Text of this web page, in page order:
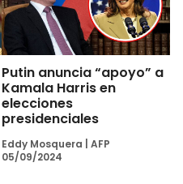
Putin anuncia “apoyo” a
Kamala Harris en
elecciones
presidenciales
Eddy Mosquera
AFP
05/09/2024